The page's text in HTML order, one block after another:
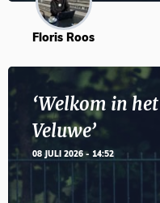
Floris Roos
‘Welkom in
Veluwe’
08 JULI 2026 - 14:52